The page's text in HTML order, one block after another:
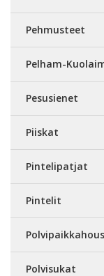
Pehmusteet
Pelham-
Pesusienet
Piiskat
Pintelipatjat
Pintelit
Polvisukat